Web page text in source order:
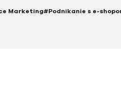
Marketing#Podnikanie s e-